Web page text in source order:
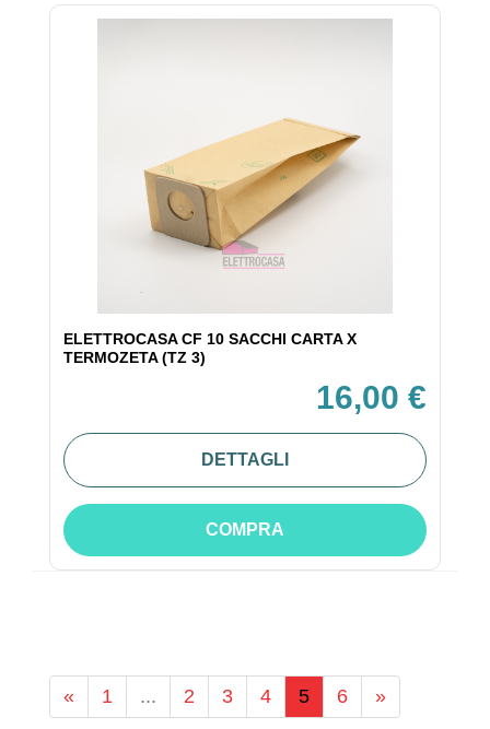
ELETTROCASA CF 10 SACCHI CARTA X
TERMOZETA (TZ 3)
16,00 €
DETTAGLI
COMPRA
« 1 ... 2 3 4 5 6 »